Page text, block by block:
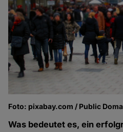
Foto: pixabay.com / Public
Was bedeutet es, ein